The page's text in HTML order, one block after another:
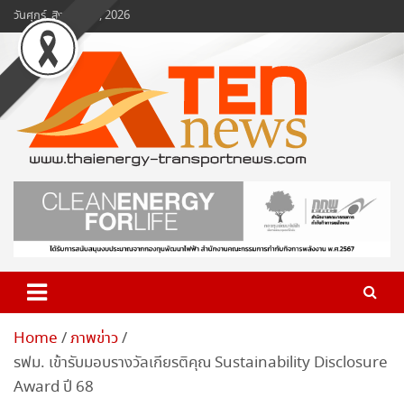
Skip
to
content
วันศุกร์, สิงหาคม 7, 2026
www.ten-news.com
ข่าวพลังงานและคมนาคม
Home ภาพข่าว
รฟม. เข้ารับมอบรางวัลเกียรติคุณ Sustainability Disclosure
Award ปี 68